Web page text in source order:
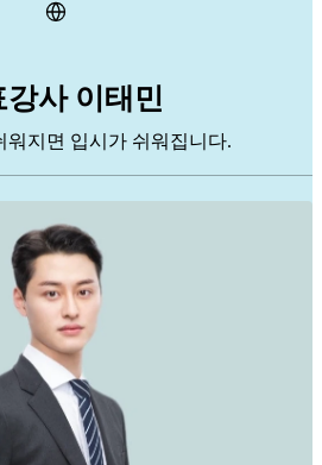
강사 이태민
워지면 입시가 쉬워집니다.